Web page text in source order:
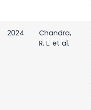
2024
Chandra,
R. L. et al.